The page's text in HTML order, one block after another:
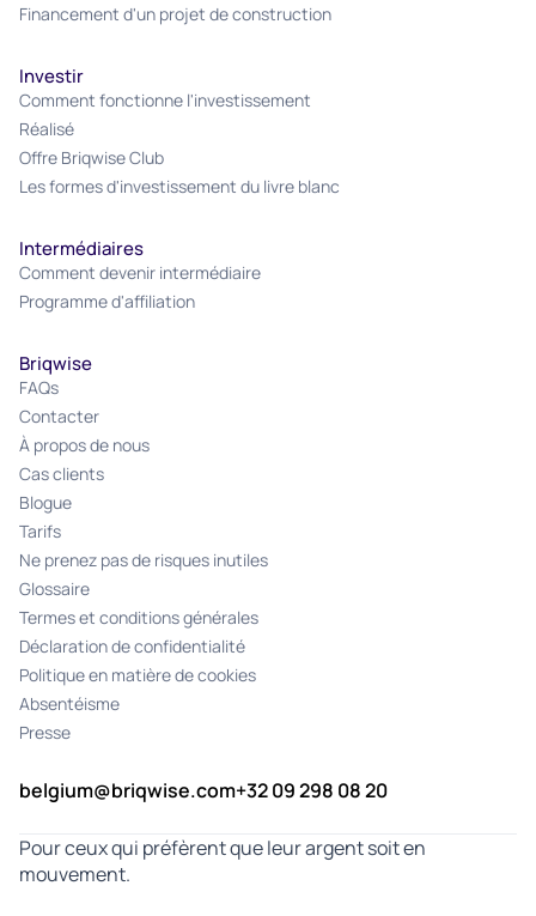
Financement d'un projet de construction
Investir
Comment fonctionne l'investissement
Réalisé
Offre Briqwise Club
Les formes d'investissement du livre blanc
Intermédiaires
Comment devenir intermédiaire
Programme d'affiliation
Briqwise
FAQs
Contacter
À propos de nous
Cas clients
Blogue
Tarifs
Ne prenez pas de risques inutiles
Glossaire
Termes et conditions générales
Déclaration de confidentialité
Politique en matière de cookies
Absentéisme
Presse
belgium@briqwise.com+32 09 298 08 20
Pour ceux qui préfèrent que leur argent soit en
mouvement.